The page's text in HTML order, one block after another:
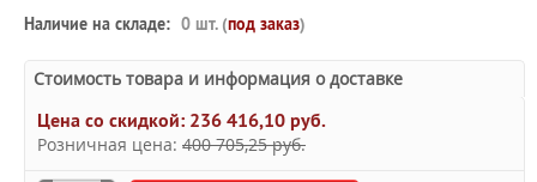
Наличие на складе: 0 шт. (под заказ)
Стоимость товара и информация о доставке
Цена со скидкой: 236 416,10 руб.
Розничная цена: 400 705,25 руб.